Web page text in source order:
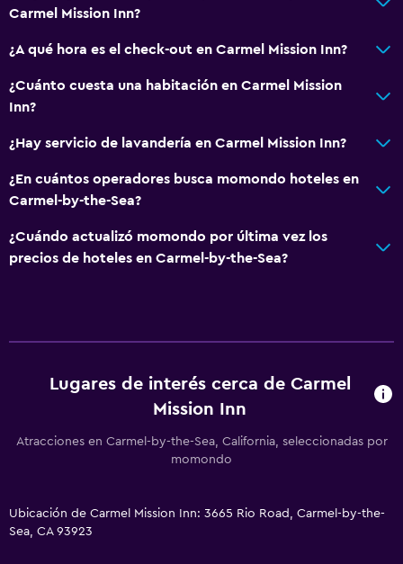
Carmel Mission Inn?
¿A qué hora es el check-out en Carmel Mission Inn?
¿Cuánto cuesta una habitación en Carmel Mission
Inn?
¿Hay servicio de lavandería en Carmel Mission Inn?
¿En cuántos operadores busca momondo hoteles en
Carmel-by-the-Sea?
¿Cuándo actualizó momondo por última vez los
precios de hoteles en Carmel-by-the-Sea?
Lugares de interés cerca de Carmel
Mission Inn
Atracciones en Carmel-by-the-Sea, California, seleccionadas por
momondo
Ubicación de Carmel Mission Inn: 3665 Rio Road, Carmel-by-the-
Sea, CA 93923